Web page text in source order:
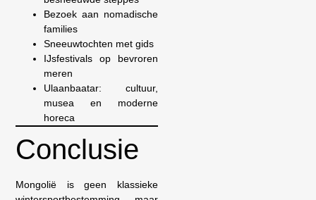
Bezoek aan nomadische
families
Sneeuwtochten met gids
IJsfestivals op bevroren
meren
Ulaanbaatar: cultuur,
musea en moderne
horeca
Conclusie
Mongolië is geen klassieke